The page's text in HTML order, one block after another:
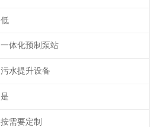
低
一体化预制泵站
污水提升设备
是
按需要定制